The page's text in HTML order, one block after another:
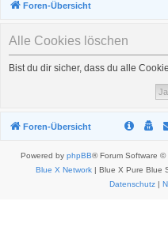
Foren-Übersicht
Alle Cookies löschen
Bist du dir sicher, dass du alle
Foren-Übersicht
Powered by phpBB® Forum Software
Blue X Network| Blue X Pure Blue
Datenschutz|